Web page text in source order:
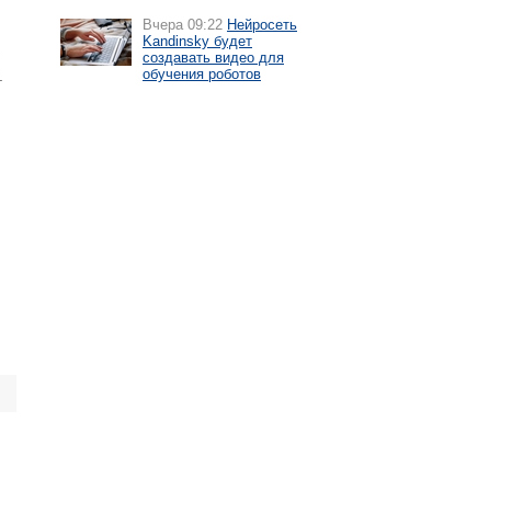
Вчера 09:22 Нейросеть
Kandinsky будет
создавать видео для
обучения роботов